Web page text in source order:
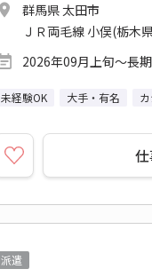
群馬県 太田市
ＪＲ両毛線 小俣(栃木
2026年09月上旬～長期
未経験OK 大手・有名
派遣